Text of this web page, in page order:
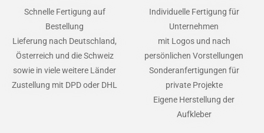
Schnelle Fertigung auf
Bestellung
Lieferung nach Deutschland,
Österreich und die Schweiz
sowie in viele weitere Länder
Zustellung mit DPD oder DHL
Individuelle Fertigung für
Unternehmen
mit Logos und nach
persönlichen Vorstellungen
Sonderanfertigungen für
private Projekte
Eigene Herstellung der
Aufkleber